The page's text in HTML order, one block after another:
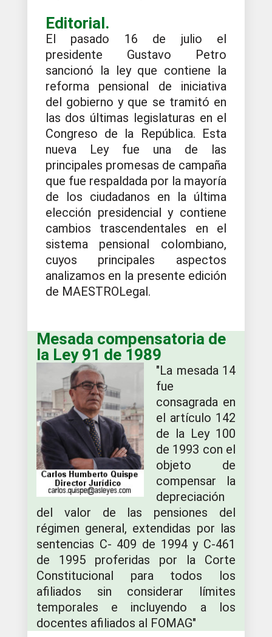
Editorial.
El pasado 16 de julio el
presidente Gustavo Petro
sancionó la ley que contiene la
reforma pensional de iniciativa
del gobierno y que se tramitó en
las dos últimas legislaturas en el
Congreso de la República. Esta
nueva Ley fue una de las
principales promesas de campaña
que fue respaldada por la mayoría
de los ciudadanos en la última
elección presidencial y contiene
cambios trascendentales en el
sistema pensional colombiano,
cuyos principales aspectos
analizamos en la presente edición
de MAESTROLegal.
Mesada compensatoria de
la Ley 91 de 1989
"La mesada 14
fue
consagrada en
el artículo 142
de la Ley 100
de 1993 con el
objeto de
compensar la
depreciación
del valor de las pensiones del
régimen general, extendidas por las
sentencias C- 409 de 1994 y C-461
de 1995 proferidas por la Corte
Constitucional para todos los
afiliados sin considerar límites
temporales e incluyendo a los
docentes afiliados al FOMAG"